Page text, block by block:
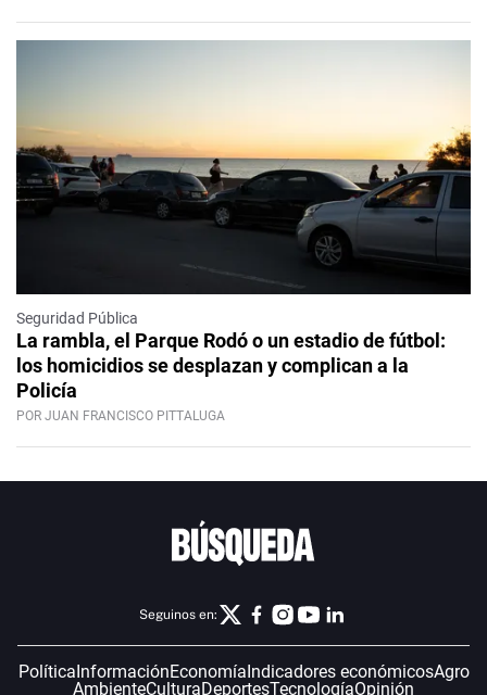
Seguridad Pública
La rambla, el Parque Rodó o un estadio de fútbol:
los homicidios se desplazan y complican a la
Policía
POR JUAN FRANCISCO PITTALUGA
Seguinos en:
PolíticaInformaciónEconomíaIndicadores económicosAgro
AmbienteCulturaDeportesTecnologíaOpinión